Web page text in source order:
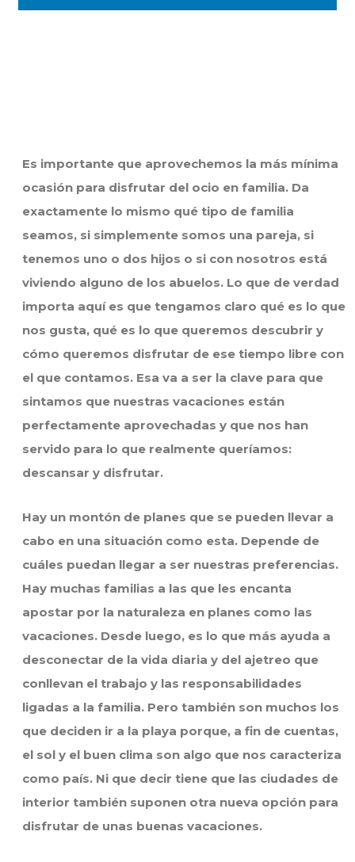
Es importante que aprovechemos la más mínima
ocasión para disfrutar del ocio en familia. Da
exactamente lo mismo qué tipo de familia
seamos, si simplemente somos una pareja, si
tenemos uno o dos hijos o si con nosotros está
viviendo alguno de los abuelos. Lo que de verdad
importa aquí es que tengamos claro qué es lo que
nos gusta, qué es lo que queremos descubrir y
cómo queremos disfrutar de ese tiempo libre con
el que contamos. Esa va a ser la clave para que
sintamos que nuestras vacaciones están
perfectamente aprovechadas y que nos han
servido para lo que realmente queríamos:
descansar y disfrutar.
Hay un montón de planes que se pueden llevar a
cabo en una situación como esta. Depende de
cuáles puedan llegar a ser nuestras preferencias.
Hay muchas familias a las que les encanta
apostar por la naturaleza en planes como las
vacaciones. Desde luego, es lo que más ayuda a
desconectar de la vida diaria y del ajetreo que
conllevan el trabajo y las responsabilidades
ligadas a la familia. Pero también son muchos los
que deciden ir a la playa porque, a fin de cuentas,
el sol y el buen clima son algo que nos caracteriza
como país. Ni que decir tiene que las ciudades de
interior también suponen otra nueva opción para
disfrutar de unas buenas vacaciones.